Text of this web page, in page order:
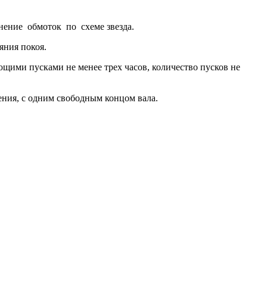
обмоток по схеме звезда.
покоя.
пусками не менее трех часов, количество пусков не
с одним свободным концом вала.